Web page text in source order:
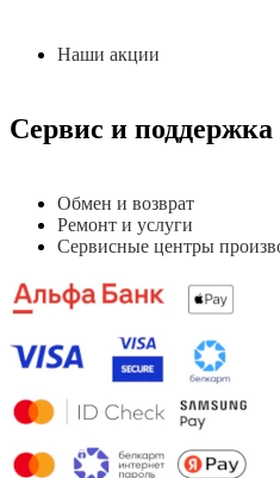
Наши акции
Сервис и поддержка
Обмен и возврат
Ремонт и услуги
Сервисные центры